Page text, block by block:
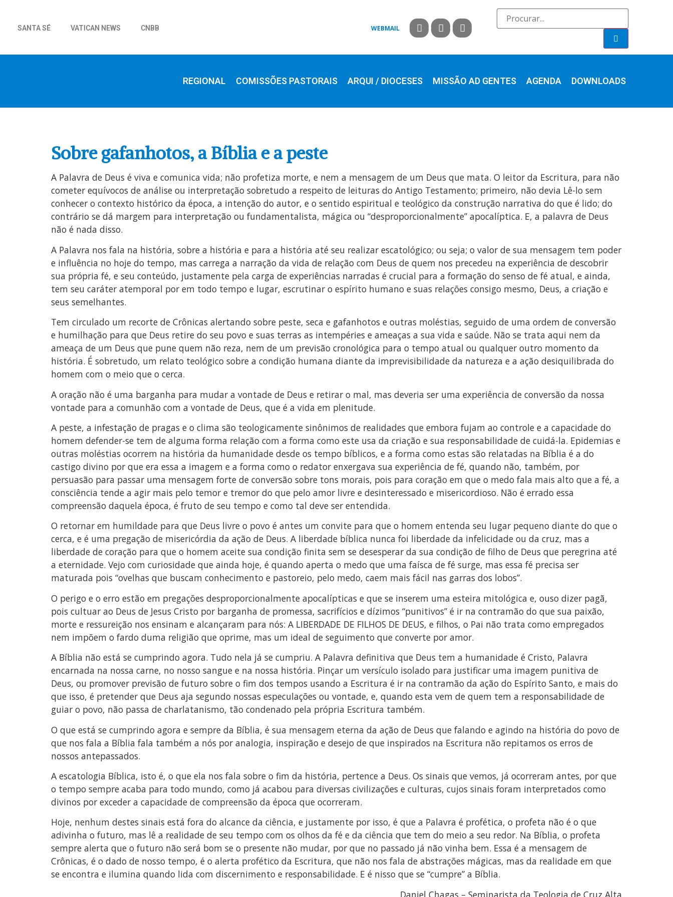
SANTA SÉ VATICAN NEWS CNBB WEBMAIL
REGIONAL COMISSÕES PASTORAIS ARQUI / DIOCESES MISSÃO AD GENTES AGENDA DOWNLOADS
Sobre gafanhotos, a Bíblia e a peste
A Palavra de Deus é viva e comunica vida; não profetiza morte, e nem a mensagem de um Deus que mata. O leitor da Escritura, para não
cometer equívocos de análise ou interpretação sobretudo a respeito de leituras do Antigo Testamento; primeiro, não devia Lê-lo sem
conhecer o contexto histórico da época, a intenção do autor, e o sentido espiritual e teológico da construção narrativa do que é lido; do
contrário se dá margem para interpretação ou fundamentalista, mágica ou “desproporcionalmente” apocalíptica. E, a palavra de Deus
não é nada disso.
A Palavra nos fala na história, sobre a história e para a história até seu realizar escatológico; ou seja; o valor de sua mensagem tem poder
e influência no hoje do tempo, mas carrega a narração da vida de relação com Deus de quem nos precedeu na experiência de descobrir
sua própria fé, e seu conteúdo, justamente pela carga de experiências narradas é crucial para a formação do senso de fé atual, e ainda,
tem seu caráter atemporal por em todo tempo e lugar, escrutinar o espírito humano e suas relações consigo mesmo, Deus, a criação e
seus semelhantes.
Tem circulado um recorte de Crônicas alertando sobre peste, seca e gafanhotos e outras moléstias, seguido de uma ordem de conversão
e humilhação para que Deus retire do seu povo e suas terras as intempéries e ameaças a sua vida e saúde. Não se trata aqui nem da
ameaça de um Deus que pune quem não reza, nem de um previsão cronológica para o tempo atual ou qualquer outro momento da
história. É sobretudo, um relato teológico sobre a condição humana diante da imprevisibilidade da natureza e a ação desiquilibrada do
homem com o meio que o cerca.
A oração não é uma barganha para mudar a vontade de Deus e retirar o mal, mas deveria ser uma experiência de conversão da nossa
vontade para a comunhão com a vontade de Deus, que é a vida em plenitude.
A peste, a infestação de pragas e o clima são teologicamente sinônimos de realidades que embora fujam ao controle e a capacidade do
homem defender-se tem de alguma forma relação com a forma como este usa da criação e sua responsabilidade de cuidá-la. Epidemias e
outras moléstias ocorrem na história da humanidade desde os tempo bíblicos, e a forma como estas são relatadas na Bíblia é a do
castigo divino por que era essa a imagem e a forma como o redator enxergava sua experiência de fé, quando não, também, por
persuasão para passar uma mensagem forte de conversão sobre tons morais, pois para coração em que o medo fala mais alto que a fé, a
consciência tende a agir mais pelo temor e tremor do que pelo amor livre e desinteressado e misericordioso. Não é errado essa
compreensão daquela época, é fruto de seu tempo e como tal deve ser entendida.
O retornar em humildade para que Deus livre o povo é antes um convite para que o homem entenda seu lugar pequeno diante do que o
cerca, e é uma pregação de misericórdia da ação de Deus. A liberdade bíblica nunca foi liberdade da infelicidade ou da cruz, mas a
liberdade de coração para que o homem aceite sua condição finita sem se desesperar da sua condição de filho de Deus que peregrina até
a eternidade. Vejo com curiosidade que ainda hoje, é quando aperta o medo que uma faísca de fé surge, mas essa fé precisa ser
maturada pois “ovelhas que buscam conhecimento e pastoreio, pelo medo, caem mais fácil nas garras dos lobos”.
O perigo e o erro estão em pregações desproporcionalmente apocalípticas e que se inserem uma esteira mitológica e, ouso dizer pagã,
pois cultuar ao Deus de Jesus Cristo por barganha de promessa, sacrifícios e dízimos “punitivos” é ir na contramão do que sua paixão,
morte e ressureição nos ensinam e alcançaram para nós: A LIBERDADE DE FILHOS DE DEUS, e filhos, o Pai não trata como empregados
nem impõem o fardo duma religião que oprime, mas um ideal de seguimento que converte por amor.
A Bíblia não está se cumprindo agora. Tudo nela já se cumpriu. A Palavra definitiva que Deus tem a humanidade é Cristo, Palavra
encarnada na nossa carne, no nosso sangue e na nossa história. Pinçar um versículo isolado para justificar uma imagem punitiva de
Deus, ou promover previsão de futuro sobre o fim dos tempos usando a Escritura é ir na contramão da ação do Espírito Santo, e mais do
que isso, é pretender que Deus aja segundo nossas especulações ou vontade, e, quando esta vem de quem tem a responsabilidade de
guiar o povo, não passa de charlatanismo, tão condenado pela própria Escritura também.
O que está se cumprindo agora e sempre da Bíblia, é sua mensagem eterna da ação de Deus que falando e agindo na história do povo de
que nos fala a Bíblia fala também a nós por analogia, inspiração e desejo de que inspirados na Escritura não repitamos os erros de
nossos antepassados.
A escatologia Bíblica, isto é, o que ela nos fala sobre o fim da história, pertence a Deus. Os sinais que vemos, já ocorreram antes, por que
o tempo sempre acaba para todo mundo, como já acabou para diversas civilizações e culturas, cujos sinais foram interpretados como
divinos por exceder a capacidade de compreensão da época que ocorreram.
Hoje, nenhum destes sinais está fora do alcance da ciência, e justamente por isso, é que a Palavra é profética, o profeta não é o que
adivinha o futuro, mas lê a realidade de seu tempo com os olhos da fé e da ciência que tem do meio a seu redor. Na Bíblia, o profeta
sempre alerta que o futuro não será bom se o presente não mudar, por que no passado já não vinha bem. Essa é a mensagem de
Crônicas, é o dado de nosso tempo, é o alerta profético da Escritura, que não nos fala de abstrações mágicas, mas da realidade em que
se encontra e ilumina quando lida com discernimento e responsabilidade. E é nisso que se “cumpre” a Bíblia.
Daniel Chagas – Seminarista da Teologia de Cruz Alta